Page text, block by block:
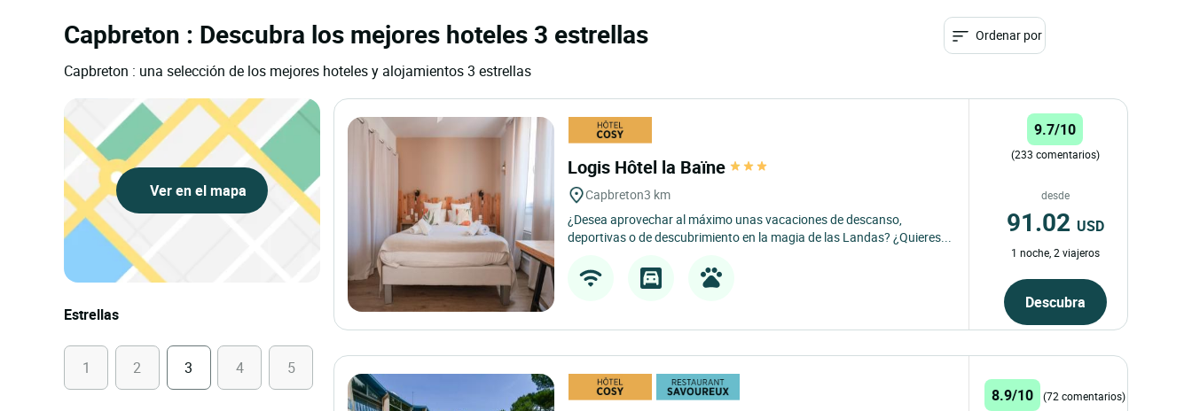
Capbreton : Descubra los mejores hoteles 3 estrellas
Capbreton : una selección de los mejores hoteles y alojamientos 3 estrellas
Ordenar por
Ver en el mapa
Estrellas
1 2 3 4 5
Logis Hôtel la Baïne
Capbreton3 km
¿Desea aprovechar al máximo unas vacaciones de descanso,
deportivas o de descubrimiento en la magia de las Landas? ¿Quieres...
9.7/10
(233 comentarios)
desde
91.02 USD
1 noche, 2 viajeros
Descubra
8.9/10 (72 comentarios)